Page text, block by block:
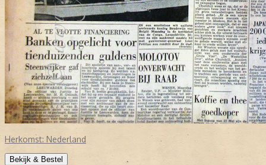
Herkomst: Nederland
Bekijk & Bestel